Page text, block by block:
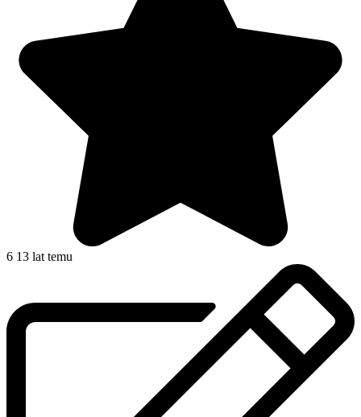
6 13 lat temu